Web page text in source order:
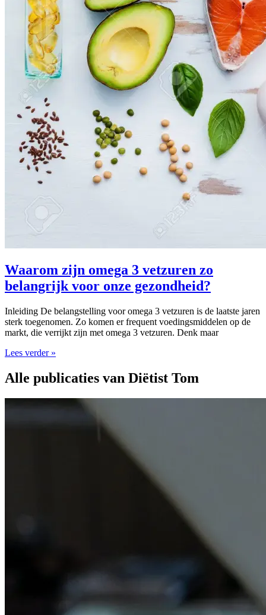
Waarom zijn omega 3 vetzuren zo
belangrijk voor onze gezondheid?
Inleiding De belangstelling voor omega 3 vetzuren is de laatste jaren
sterk toegenomen. Zo komen er frequent voedingsmiddelen op de
markt, die verrijkt zijn met omega 3 vetzuren. Denk maar
Lees verder »
Alle publicaties van Diëtist Tom